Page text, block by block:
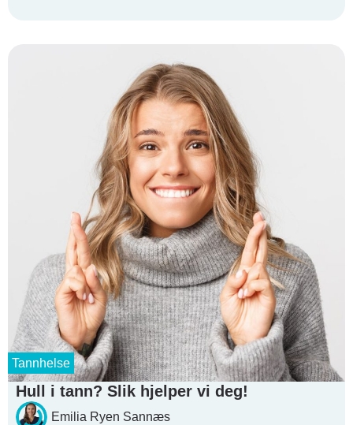
Hull i tann? Slik hjelper vi deg!
Emilia Ryen Sannæs
Tannhelse